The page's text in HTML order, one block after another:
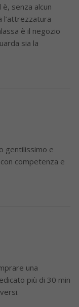
senza alcun
l’attrezzatura
è il negozio
sia la
gentilissimo e
competenza e
una
più di 30 min